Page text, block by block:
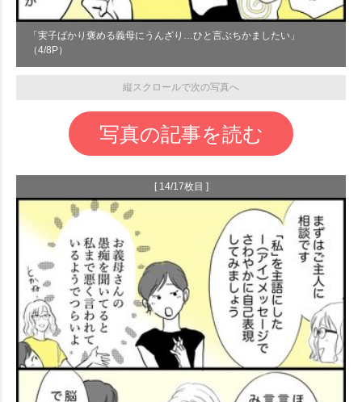
「実子ばかり褒める義母にうんざり…ひと言ぶちかましたい」
（4/8P）
縦スクロールで次の写真へ
写真の記事を読む
[ 14/17枚目 ]